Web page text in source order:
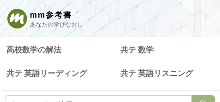
mm参考書
あなたの学びなおし
高校数学の解法 共テ 数学
共テ 英語リーディング 共テ 英語リスニング